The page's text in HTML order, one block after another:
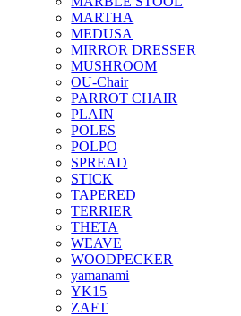
MARTHA
MEDUSA
MIRROR DRESSER
MUSHROOM
OU-Chair
PARROT CHAIR
PLAIN
POLES
POLPO
SPREAD
STICK
TAPERED
TERRIER
THETA
WEAVE
WOODPECKER
yamanami
YK15
ZAFT